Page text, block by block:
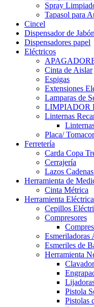
Spray
Tapasol para
Cincel
Dispensador de Jabón
Dispensadores papel
Eléctricos
Cinta de Aislar
Espigas
Extensiones
Lamparas de
LIMPIADOR
Linternas
Placa/
Ferretería
Carda Copa
Cerrajería
Lazos
Herramienta de
Cinta Métrica
Herramienta Eléctrica
Cepillos
Compresores
Esmeriladoras
Esmeriles de
Herramienta
Pistola
Pistolas